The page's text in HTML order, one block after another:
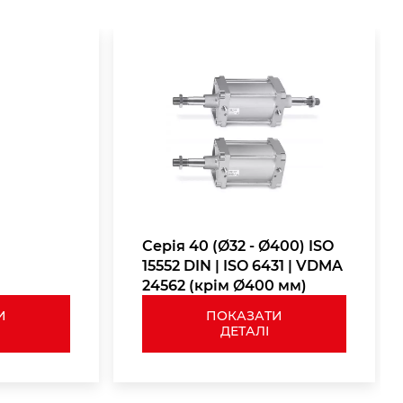
Кільце ущільнення пілотного клапана,
Манжета поршня, Ø20 – 2 шт.
Ущільнення сепаратора – 6 шт.
Пружина золотника – 1 шт.
Кільце ущільнення пілотного клапана, 3х1 – 2
Манжета поршня, Ø20 – 2 шт.
Ущільнення сепаратора – 6 шт.
Серія 40 (Ø32 - Ø400) ISO
15552 DIN | ISO 6431 | VDMA
24562 (крім Ø400 мм)
ПОКАЗАТИ
ДЕТАЛІ